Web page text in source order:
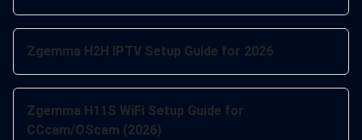
Zgemma H2H IPTV Setup Guide for 2026
Zgemma H11S WiFi Setup Guide for
CCcam/OScam (2026)